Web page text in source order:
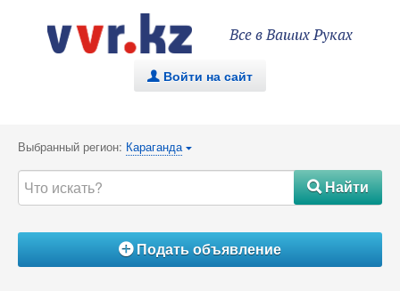
Все в Ваших Руках
. Войти на сайт
Выбранный регион: Караганда {
#Найти
ÁПодать объявление